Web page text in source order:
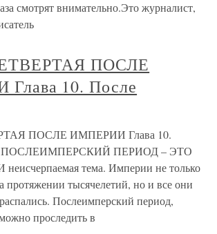
смотрят внимательно.Это журналист,
ПОСЛЕ
10. После
ПОСЛЕ ИМПЕРИИ Глава 10.
ПОСЛЕИМПЕРСКИЙ ПЕРИОД – ЭТО
тема. Империи не только
протяжении тысячелетий, но и все они
Послеимперский период,
проследить в